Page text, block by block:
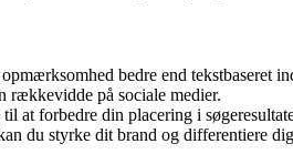
bedre end tekstbaseret
rækkevidde på sociale medier.
at forbedre din placering i
du styrke dit brand og differentiere